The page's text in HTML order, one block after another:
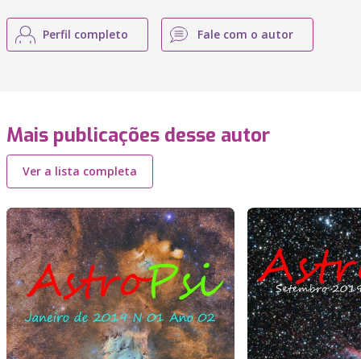
Perfil completo Fale com o autor
Mais publicações desse autor
Ver a lista completa